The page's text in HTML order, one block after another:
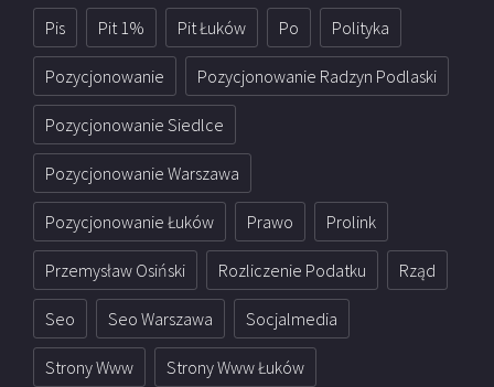
Pis Pit 1% Pit Łuków Po Polityka
Pozycjonowanie Pozycjonowanie Radzyn Podlaski
Pozycjonowanie Siedlce
Pozycjonowanie Warszawa
Pozycjonowanie Łuków Prawo Prolink
Przemysław Osiński Rozliczenie Podatku Rząd
Seo Seo Warszawa Socjalmedia
Strony Www Strony Www Łuków